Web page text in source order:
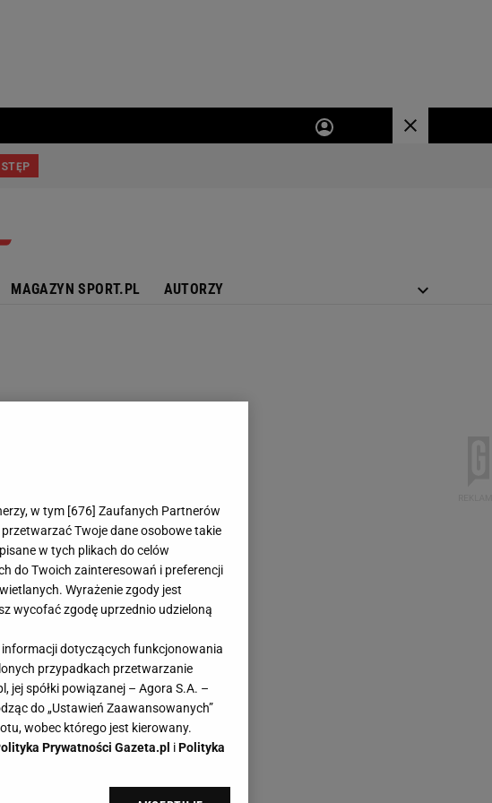
MAGAZYN SPORT.PL AUTORZY
w tym [676] Zaufanych Partnerów
Twoje dane osobowe takie
w tych plikach do celów
do Twoich zainteresowań i preferencji
Wyrażenie zgody jest
wycofać zgodę uprzednio udzieloną
dotyczących funkcjonowania
przypadkach przetwarzanie
jej spółki powiązanej – Agora S.A. –
do „Ustawień Zaawansowanych”
wobec którego jest kierowany.
Prywatności Gazeta.pl iPolityka